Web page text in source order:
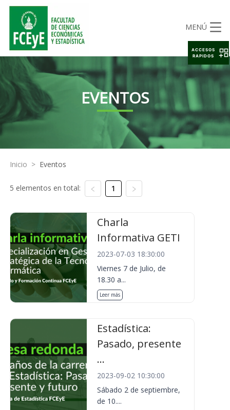
MENÚ
EVENTOS
Inicio > Eventos
5 elementos en total: 1
Charla
Informativa GETI
2023-07-03 18:30:00
Viernes 7 de Julio, de
18.30 a...
Leer más
Estadística:
Pasado, presente
...
2023-09-02 10:30:00
Sábado 2 de septiembre,
de 10....
ACCESOS
RAPIDOS